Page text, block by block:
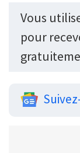
Vous
pour